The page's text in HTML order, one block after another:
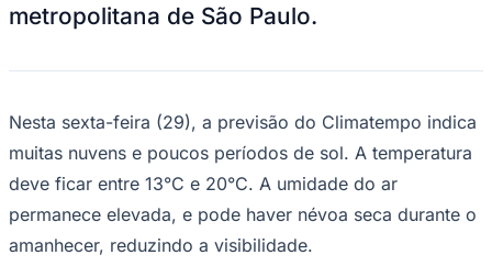
Paulistão
Libertadores
Copa América
Champions League
Premier League
La Liga
Bundesliga
Mundial 2026
metropolitana de São Paulo.
Nesta sexta-feira (29), a previsão do Climatempo indica
muitas nuvens e poucos períodos de sol. A temperatura
deve ficar entre 13°C e 20°C. A umidade do ar
permanece elevada, e pode haver névoa seca durante o
amanhecer, reduzindo a visibilidade.